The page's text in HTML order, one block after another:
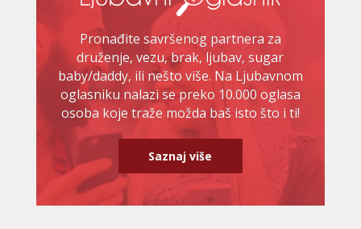
Pronađite savršenog partnera za
druženje, vezu, brak, ljubav, sugar
baby/daddy, ili nešto više. Na Ljubavnom
oglasniku nalazi se preko 10.000 oglasa
osoba koje traže možda baš isto što i ti!
Saznaj više